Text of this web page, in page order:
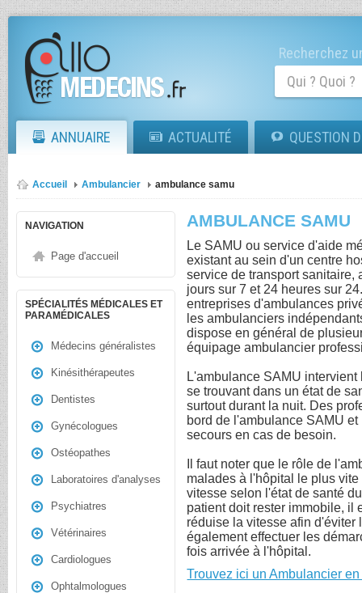
Recherchez
ANNUAIRE ACTUALITÉ QUESTION
Accueil Ambulancier ambulance samu
NAVIGATION
Page d'accueil
SPÉCIALITÉS MÉDICALES ET
PARAMÉDICALES
Médecins généralistes
Kinésithérapeutes
Dentistes
Gynécologues
Ostéopathes
Laboratoires d'analyses
Psychiatres
Vétérinaires
Cardiologues
Ophtalmologues
AMBULANCE SAMU
Le SAMU ou service d'aide
existant au sein d'un centre
service de transport sanitaire,
jours sur 7 et 24 heures sur
entreprises d'ambulances
les ambulanciers
dispose en général de
équipage ambulancier
L'ambulance SAMU
se trouvant dans un état de
surtout durant la nuit. Des
bord de l'ambulance SAMU
secours en cas de besoin.
Il faut noter que le rôle de
malades à l'hôpital le plus
vitesse selon l'état de santé
patient doit rester immobile, il
réduise la vitesse afin
également effectuer les
fois arrivée à l'hôpital.
Trouvez ici un Ambulancier